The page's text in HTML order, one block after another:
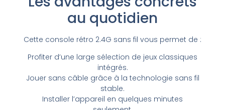
au quotidien
Cette console rétro 2.4G sans fil vous permet de :
Profiter d’une large sélection de jeux classiques
intégrés.
Jouer sans câble grâce à la technologie sans fil
stable.
Installer l’appareil en quelques minutes